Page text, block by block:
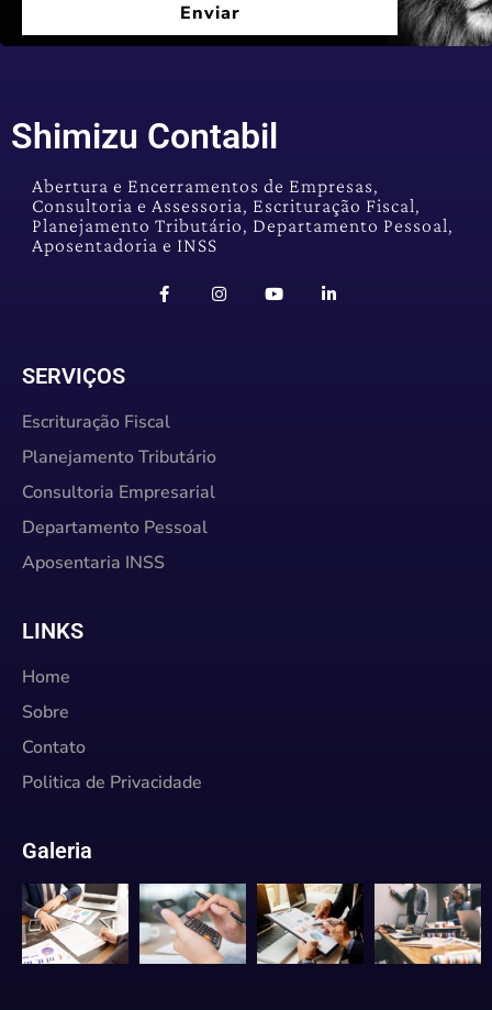
Enviar
Shimizu Contabil
Abertura e Encerramentos de Empresas,
Consultoria e Assessoria, Escrituração Fiscal,
Planejamento Tributário, Departamento Pessoal,
Aposentadoria e INSS
SERVIÇOS
Escrituração Fiscal
Planejamento Tributário
Consultoria Empresarial
Departamento Pessoal
Aposentaria INSS
LINKS
Home
Sobre
Contato
Politica de Privacidade
Galeria